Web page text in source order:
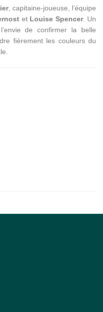
, capitaine-joueuse, l’équipe
et Louise Spencer. Un
de confirmer la belle
fièrement les couleurs du